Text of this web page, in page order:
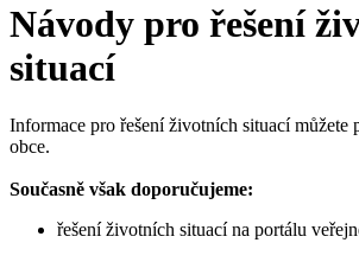
Návody pro řešení
situací
Informace pro řešení životních situací můžete
obce.
Současně však doporučujeme:
řešení životních situací na portálu